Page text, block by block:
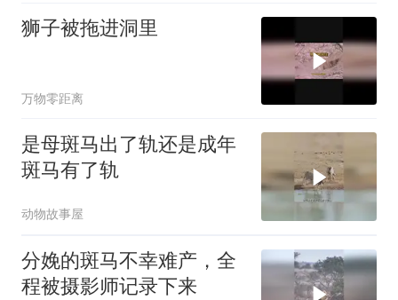
狮子被拖进洞里
万物零距离
是母斑马出了轨还是成年
斑马有了轨
动物故事屋
分娩的斑马不幸难产，全
程被摄影师记录下来